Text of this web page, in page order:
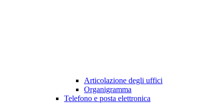
Articolazione degli uffici
Organigramma
Telefono e posta elettronica